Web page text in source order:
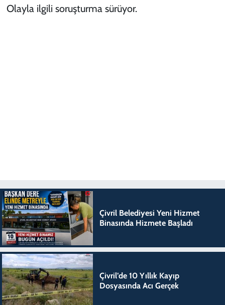
Olayla ilgili soruşturma sürüyor.
Çivril Belediyesi Yeni Hizmet
Binasında Hizmete Başladı
Çivril’de 10 Yıllık Kayıp
Dosyasında Acı Gerçek